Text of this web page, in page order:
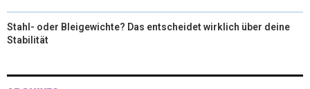
Stahl- oder Bleigewichte? Das entscheidet wirklich über deine
Stabilität